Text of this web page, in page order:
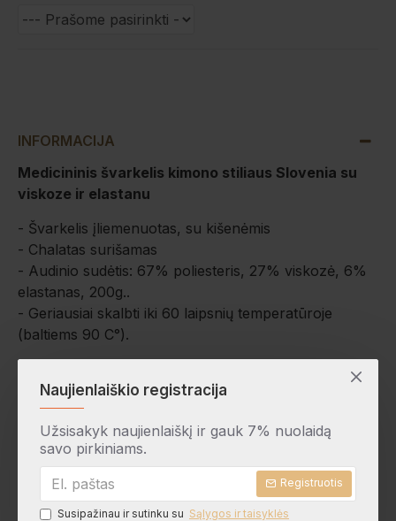
Naujienlaiškio registracija
Užsisakyk naujienlaiškį ir gauk 7% nuolaidą
savo pirkiniams.
Registruotis
Susipažinau ir sutinku su Sąlygos ir taisyklės
INFORMACIJA
Medicininis švarkelis kimono stiliaus Slovenia su
viskoze ir elastanu
- Švarkelis įliemenuotas, su kišenėmis
- Chalatas surišamas
- Audinio sudėtis: 67% poliesteris, 27% viskozė, 6%
elastanas, 200g..
- Geriausiai skalbti iki 60 laipsnių temperatūroje
(baltiems 90 C°).
- Balta
- Pilka
- Amaranto
- Bordo
- Tamsiai mėlyna
- Juoda